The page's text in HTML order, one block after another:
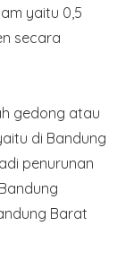
yaitu 0,5
secara
gedong atau
di Bandung
penurunan
Barat